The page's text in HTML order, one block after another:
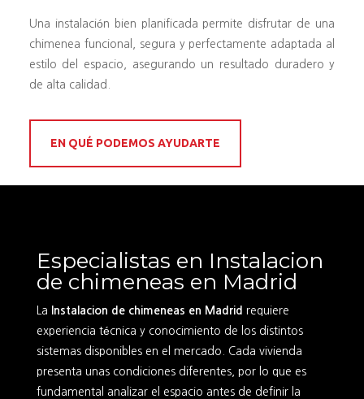
Una instalación bien planificada permite disfrutar de una
chimenea funcional, segura y perfectamente adaptada al
estilo del espacio, asegurando un resultado duradero y
de alta calidad.
EN QUÉ PODEMOS AYUDARTE
Especialistas en Instalacion
de chimeneas en Madrid
La Instalacion de chimeneas en Madrid requiere
experiencia técnica y conocimiento de los distintos
sistemas disponibles en el mercado. Cada vivienda
presenta unas condiciones diferentes, por lo que es
fundamental analizar el espacio antes de definir la